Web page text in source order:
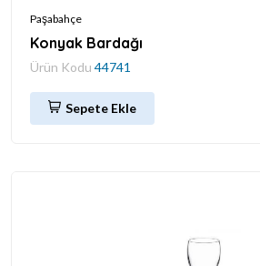
Paşabahçe
Konyak Bardağı
Ürün Kodu 44741
Sepete Ekle